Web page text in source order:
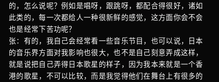
的，怎么说呢？例如是唱呀，跟跳呀，都配合得很好，诸如
此类的，每一次都给人一种很新鲜的感觉，这方面你会不会
也是经常下苦功呢？
张：有的，我自己会经常看一些音乐节目，也可以说，日本
的音乐界方面对我影响也很大，也不是自己刻意弄成这样，
就是说把自己弄得日本歌星的样子，因为我本来就是一个香
港的歌星，不可以比较，而是我觉得他们在舞台上有很多的